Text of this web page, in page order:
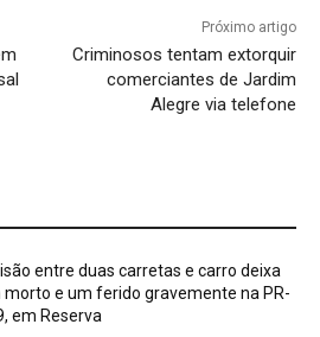
Próximo artigo
Criminosos tentam extorquir
comerciantes de Jardim
Alegre via telefone
entre duas carretas e carro deixa
morto e um ferido gravemente na PR-
em Reserva